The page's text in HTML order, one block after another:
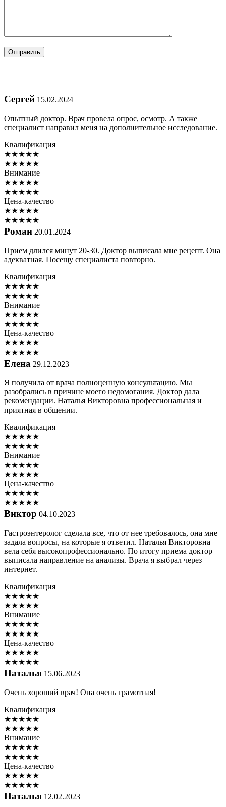
Сергей 15.02.2024
Опытный доктор. Врач провела опрос, осмотр. А также
специалист направил меня на дополнительное исследование.
Квалификация
★★★★★
★★★★★
Внимание
★★★★★
★★★★★
Цена-качество
★★★★★
★★★★★
Роман 20.01.2024
Прием длился минут 20-30. Доктор выписала мне рецепт. Она
адекватная. Посещу специалиста повторно.
Квалификация
★★★★★
★★★★★
Внимание
★★★★★
★★★★★
Цена-качество
★★★★★
★★★★★
Елена 29.12.2023
Я получила от врача полноценную консультацию. Мы
разобрались в причине моего недомогания. Доктор дала
рекомендации. Наталья Викторовна профессиональная и
приятная в общении.
Квалификация
★★★★★
★★★★★
Внимание
★★★★★
★★★★★
Цена-качество
★★★★★
★★★★★
Виктор 04.10.2023
Гастроэнтеролог сделала все, что от нее требовалось, она мне
задала вопросы, на которые я ответил. Наталья Викторовна
вела себя высокопрофессионально. По итогу приема доктор
выписала направление на анализы. Врача я выбрал через
интернет.
Квалификация
★★★★★
★★★★★
Внимание
★★★★★
★★★★★
Цена-качество
★★★★★
★★★★★
Наталья 15.06.2023
Очень хороший врач! Она очень грамотная!
Квалификация
★★★★★
★★★★★
Внимание
★★★★★
★★★★★
Цена-качество
★★★★★
★★★★★
Наталья 12.02.2023